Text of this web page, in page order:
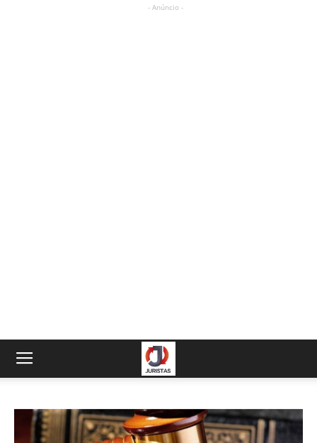
- Anúncio -